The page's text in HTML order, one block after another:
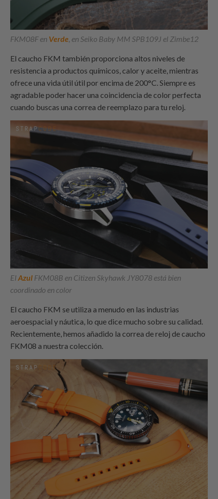
FKM08F en Verde, en Seiko Baby MM SPB109J el Zimbe12
El caucho FKM también proporciona altos niveles de
resistencia a productos químicos, calor y aceite, mientras
ofrece una vida útil útil por encima de 200°C. Siempre es
agradable poder hacer una coincidencia de color perfecta
cuando buscas una correa de reemplazo para tu reloj.
ElAzul FKM08B en Citizen Skyhawk JY8078 está bien
coordinado en color
El caucho FKM se utiliza a menudo en las industrias
aeroespacial y náutica, lo que dice mucho sobre su calidad.
Recientemente, hemos añadido la correa de reloj de caucho
FKM08 a nuestra colección.